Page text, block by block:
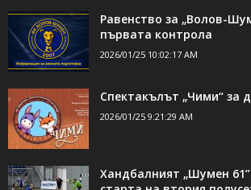
Равенство за „Волов-
първата контрола
2026/01/25 10:02:17 AM
Спектакълът „Чими“ за
2026/01/25 9:21:29 AM
Хандбалният „Шумен